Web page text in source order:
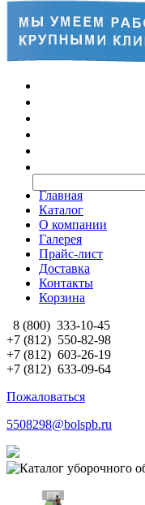
Главная
Каталог
О компании
Галерея
Прайс-лист
Доставка
Контакты
Корзина
8 (800) 333-10-45
+7 (812) 550-82-98
+7 (812) 603-26-19
+7 (812) 633-09-64
Пожаловаться
5508298@bolspb.ru